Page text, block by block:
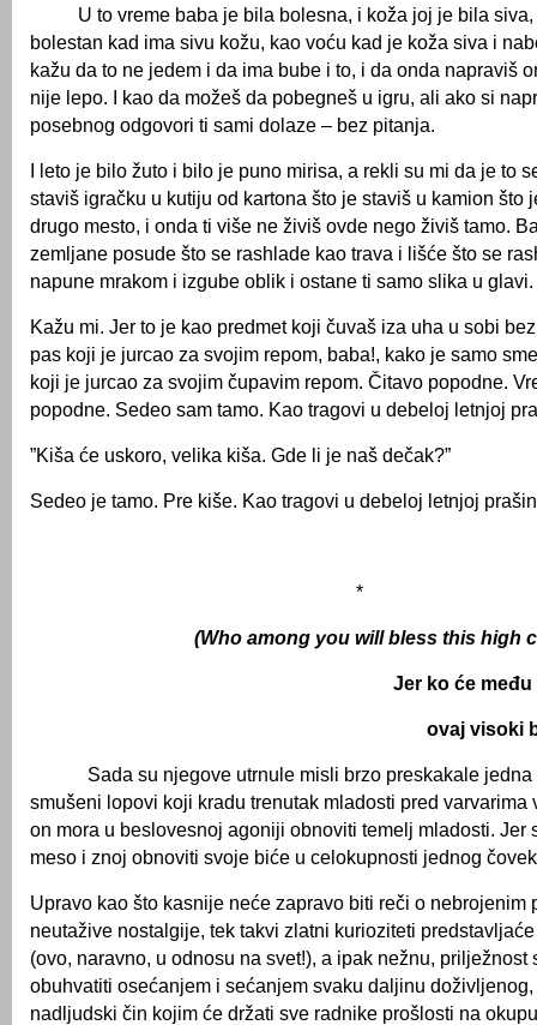
U to vreme baba je bila bolesna, i koža joj je bila siva,
bolestan kad ima sivu kožu, kao voću kad je koža siva i
kažu da to ne jedem i da ima bube i to, i da onda napraviš
nije lepo. I kao da možeš da pobegneš u igru, ali ako si
posebnog odgovori ti sami dolaze – bez pitanja.
I leto je bilo žuto i bilo je puno mirisa, a rekli su mi da je to
staviš igračku u kutiju od kartona što je staviš u kamion što
drugo mesto, i onda ti više ne živiš ovde nego živiš tamo.
zemljane posude što se rashlade kao trava i lišće što se
napune mrakom i izgube oblik i ostane ti samo slika u glavi.
Kažu mi. Jer to je kao predmet koji čuvaš iza uha u sobi
pas koji je jurcao za svojim repom, baba!, kako je samo
koji je jurcao za svojim čupavim repom. Čitavo popodne.
popodne. Sedeo sam tamo. Kao tragovi u debeloj letnjoj
”Kiša će uskoro, velika kiša. Gde li je naš dečak?”
Sedeo je tamo. Pre kiše. Kao tragovi u debeloj letnjoj
*
(Who among you will bless this high
Jer ko će
ovaj visoki
Sada su njegove utrnule misli brzo preskakale jedna
smušeni lopovi koji kradu trenutak mladosti pred varvarima
on mora u beslovesnoj agoniji obnoviti temelj mladosti. Jer
meso i znoj obnoviti svoje biće u celokupnosti jednog
Upravo kao što kasnije neće zapravo biti reči o nebrojenim
neutažive nostalgije, tek takvi zlatni kurioziteti
(ovo, naravno, u odnosu na svet!), a ipak nežnu, prilježnost
obuhvatiti osećanjem i sećanjem svaku daljinu
nadljudski čin kojim će držati sve radnike prošlosti na